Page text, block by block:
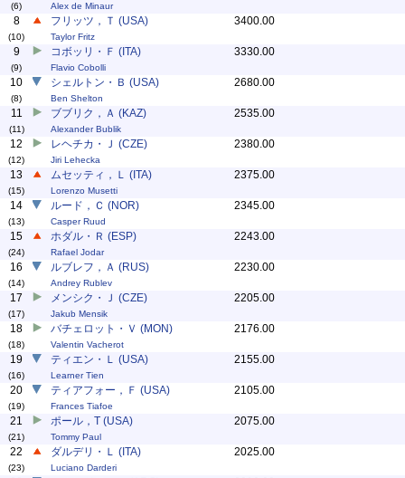
(6) Alex de Minaur
8
(10)
フリッツ，Ｔ (USA)
Taylor Fritz
3400.00
9
(9)
コボッリ・Ｆ (ITA)
Flavio Cobolli
3330.00
10
(8)
シェルトン・Ｂ (USA)
Ben Shelton
2680.00
11
(11)
ブブリク，Ａ (KAZ)
Alexander Bublik
2535.00
12
(12)
レヘチカ・Ｊ (CZE)
Jiri Lehecka
2380.00
13
(15)
ムセッティ，Ｌ (ITA)
Lorenzo Musetti
2375.00
14
(13)
ルード，Ｃ (NOR)
Casper Ruud
2345.00
15
(24)
ホダル・Ｒ (ESP)
Rafael Jodar
2243.00
16
(14)
ルブレフ，Ａ (RUS)
Andrey Rublev
2230.00
17
(17)
メンシク・Ｊ (CZE)
Jakub Mensik
2205.00
18
(18)
バチェロット・Ｖ (MON)
Valentin Vacherot
2176.00
19
(16)
ティエン・Ｌ (USA)
Learner Tien
2155.00
20
(19)
ティアフォー，Ｆ (USA)
Frances Tiafoe
2105.00
21
(21)
ポール，T (USA)
Tommy Paul
2075.00
22
(23)
ダルデリ・Ｌ (ITA)
Luciano Darderi
2025.00